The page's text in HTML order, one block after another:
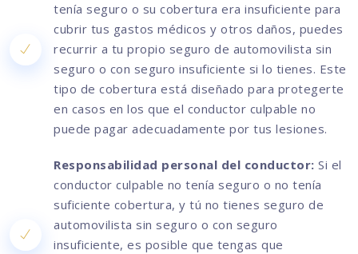
tenía seguro o su cobertura era insuficiente para
cubrir tus gastos médicos y otros daños, puedes
recurrir a tu propio seguro de automovilista sin
seguro o con seguro insuficiente si lo tienes. Este
tipo de cobertura está diseñado para protegerte
en casos en los que el conductor culpable no
puede pagar adecuadamente por tus lesiones.
Responsabilidad personal del conductor: Si el
conductor culpable no tenía seguro o no tenía
suficiente cobertura, y tú no tienes seguro de
automovilista sin seguro o con seguro
insuficiente, es posible que tengas que